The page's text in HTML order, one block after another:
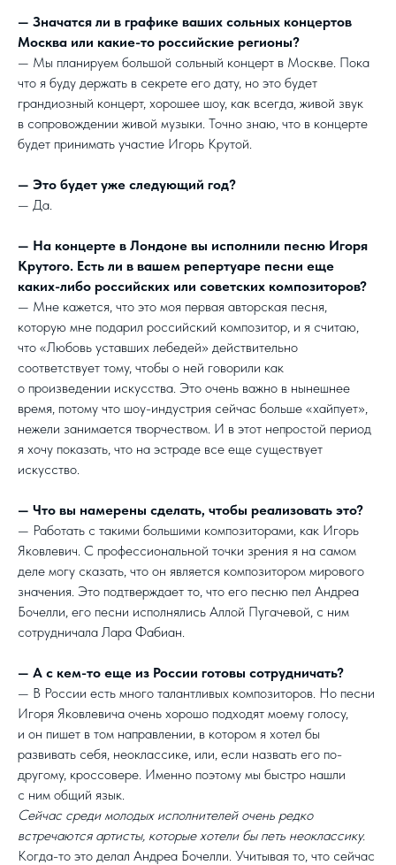
— Значатся ли в графике ваших сольных концертов
Москва или какие-то российские регионы?
— Мы планируем большой сольный концерт в Москве. Пока
что я буду держать в секрете его дату, но это будет
грандиозный концерт, хорошее шоу, как всегда, живой звук
в сопровождении живой музыки. Точно знаю, что в концерте
будет принимать участие Игорь Крутой.
— Это будет уже следующий год?
— Да.
— На концерте в Лондоне вы исполнили песню Игоря
Крутого. Есть ли в вашем репертуаре песни еще
каких-либо российских или советских композиторов?
— Мне кажется, что это моя первая авторская песня,
которую мне подарил российский композитор, и я считаю,
что «Любовь уставших лебедей» действительно
соответствует тому, чтобы о ней говорили как
о произведении искусства. Это очень важно в нынешнее
время, потому что шоу-индустрия сейчас больше «хайпует»,
нежели занимается творчеством. И в этот непростой период
я хочу показать, что на эстраде все еще существует
искусство.
— Что вы намерены сделать, чтобы реализовать это?
— Работать с такими большими композиторами, как Игорь
Яковлевич. С профессиональной точки зрения я на самом
деле могу сказать, что он является композитором мирового
значения. Это подтверждает то, что его песню пел Андреа
Бочелли, его песни исполнялись Аллой Пугачевой, с ним
сотрудничала Лара Фабиан.
— А с кем-то еще из России готовы сотрудничать?
— В России есть много талантливых композиторов. Но песни
Игоря Яковлевича очень хорошо подходят моему голосу,
и он пишет в том направлении, в котором я хотел бы
развивать себя, неоклассике, или, если назвать его по-
другому, кроссовере. Именно поэтому мы быстро нашли
с ним общий язык.
Сейчас среди молодых исполнителей очень редко
встречаются артисты, которые хотели бы петь неоклассику.
Когда-то это делал Андреа Бочелли. Учитывая то, что сейчас